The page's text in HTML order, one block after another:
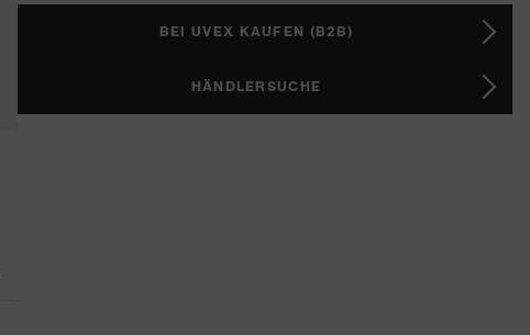
BEI UVEX KAUFEN (B2B)
HÄNDLERSUCHE